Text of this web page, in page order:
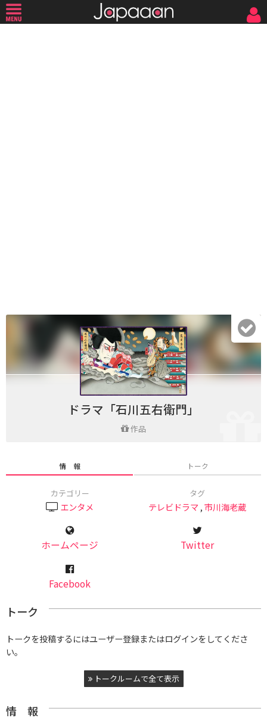
ドラマ「石川五右衛門」
作品
情 報 トーク
カテゴリー
エンタメ
タグ
テレビドラマ ,市川海老蔵
ホームページ Twitter
Facebook
トーク
トークを投稿するにはユーザー登録またはログインをしてくださ
い。
トークルームで全て表示
情 報